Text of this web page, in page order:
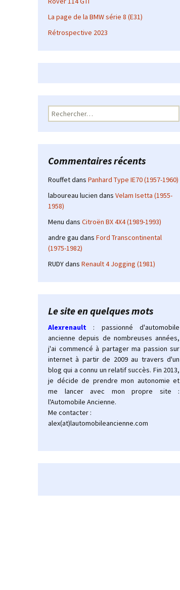
La page de la BMW série 8 (E31)
Rétrospective 2023
Rechercher :
Commentaires récents
Rouffetdans Panhard Type IE70 (1957-1960)
laboureau lucien dans Velam Isetta (1955-
1958)
Menu dans Citroën BX 4X4 (1989-1993)
andre gau dans Ford Transcontinental
(1975-1982)
RUDYdans Renault 4 Jogging (1981)
Le site en quelques mots
Alexrenault
: passionné d'automobile
ancienne depuis de nombreuses années,
j'ai commencé à partager ma passion sur
internet à partir de 2009 au travers d'un
blog qui a connu un relatif succès. Fin 2013,
je décide de prendre mon autonomie et
me lancer avec mon propre site :
l'Automobile Ancienne.
Me contacter :
alex(at)lautomobileancienne.com